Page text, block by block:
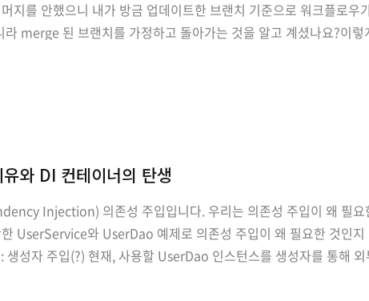
지를 안했으니 내가 방금 업데이트한 브랜치 기준으로 워크플로
merge 된 브랜치를 가정하고 돌아가는 것을 알고 계셨나요?이
와 DI 컨테이너의 탄생
Injection) 의존성 주입입니다. 우리는 의존성 주입이 왜 필요
UserService와 UserDao 예제로 의존성 주입이 왜 필요한 것인
성자 주입(?) 현재, 사용할 UserDao 인스턴스를 생성자를 통해